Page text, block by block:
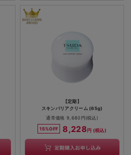
【定期】
スキンバリアクリーム (65g)
通常価格 9,680円(税込)
15%OFF
8,228円 (税込)